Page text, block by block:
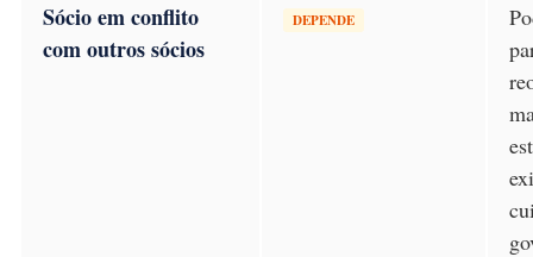
Sócio em conflito
com outros sócios
DEPENDE